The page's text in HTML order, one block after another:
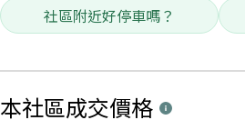
社區附近好停車嗎？
本社區成交價格